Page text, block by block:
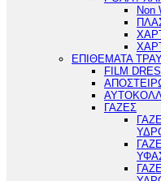
Non
ΕΠΙΘΕΜΑΤΑ
FILM
ΓΑΖΕΣ